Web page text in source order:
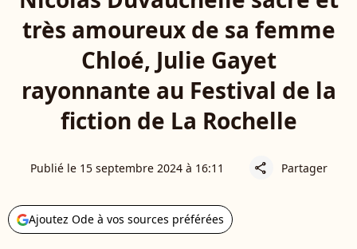
très amoureux de sa femme
Chloé, Julie Gayet
rayonnante au Festival de la
fiction de La Rochelle
Publié le 15 septembre 2024 à 16:11 share Partager
Ajoutez Ode à vos sources préférées